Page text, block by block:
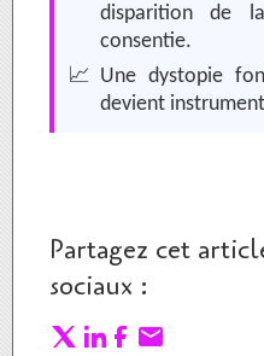
disparition de
consentie.
📈 Une dystopie
devient
Partagez cet
sociaux :